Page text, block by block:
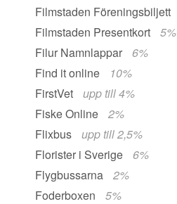
Filmstaden Föreningsbiljett
Filmstaden Presentkort
5%
Filur Namnlappar
6%
Find it online
10%
FirstVet
upp till 4%
Fiske Online
2%
Flixbus
upp till 2,5%
Florister i Sverige
6%
Flygbussarna
2%
Foderboxen
5%